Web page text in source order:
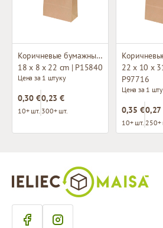
Коричневые бумажные пакеты с плетёными ручками
18 x 8 x 22 cm | P15840
Цена за 1 штуку
0,30 €
10+ шт.
0,23 €
300+ шт.
22 x 10 x
P97716
Цена за 1
0,35 €
10+ шт.
0,27
250+